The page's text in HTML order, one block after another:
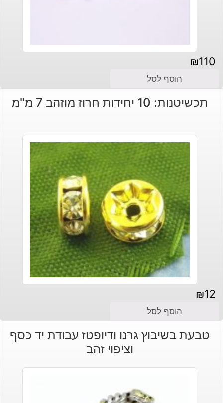
₪110
הוסף לסל
תכשיטנות: 10 יחידות חרוז מוזהב 7 מ"מ
₪12
הוסף לסל
טבעת בשיבוץ גרנו ודיופטז עבודת יד כסף
וציפוי זהב